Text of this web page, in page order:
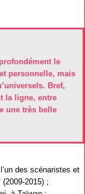
le
personnelle, mais
Bref,
la ligne, entre
une très belle
des scénaristes et
2015) ;